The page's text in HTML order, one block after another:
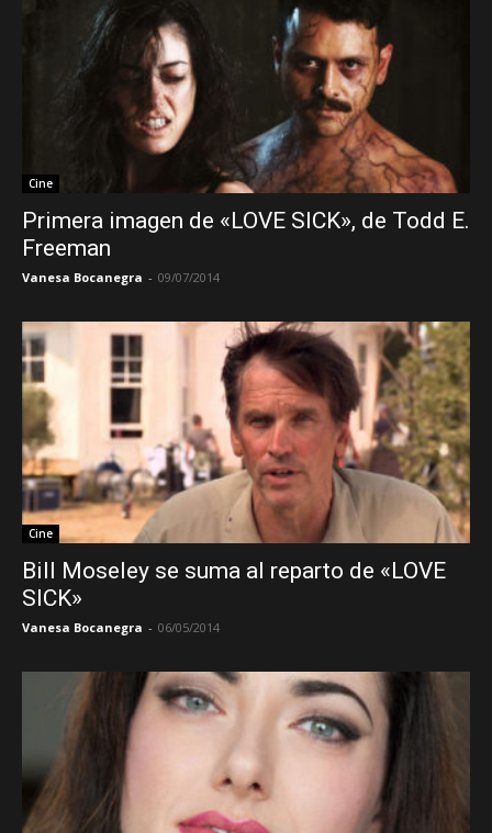
Cine
Primera imagen de «LOVE SICK», de Todd E.
Freeman
Vanesa Bocanegra - 09/07/2014
Cine
Bill Moseley se suma al reparto de «LOVE
SICK»
Vanesa Bocanegra - 06/05/2014